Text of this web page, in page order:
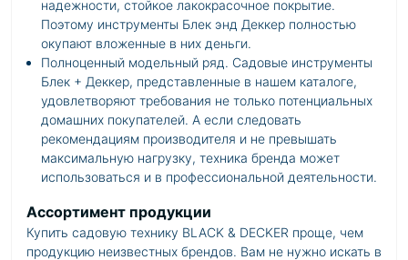
надежности, стойкое лакокрасочное покрытие.
Поэтому инструменты Блек энд Деккер полностью
окупают вложенные в них деньги.
Полноценный модельный ряд. Садовые инструменты
Блек + Деккер, представленные в нашем каталоге,
удовлетворяют требования не только потенциальных
домашних покупателей. А если следовать
рекомендациям производителя и не превышать
максимальную нагрузку, техника бренда может
использоваться и в профессиональной деятельности.
Ассортимент продукции
Купить садовую технику BLACK & DECKER проще, чем
продукцию неизвестных брендов. Вам не нужно искать в